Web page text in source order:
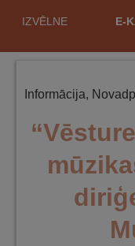
IZVĒLNE E-
Informācija,